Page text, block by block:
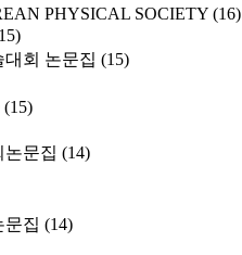
PHYSICAL SOCIETY (16)
회 논문집 (15)
(15)
논문집 (14)
문집 (14)